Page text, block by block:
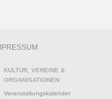
KULTUR, VEREINE &
ORGANISATIONEN
Veranstaltungskalender